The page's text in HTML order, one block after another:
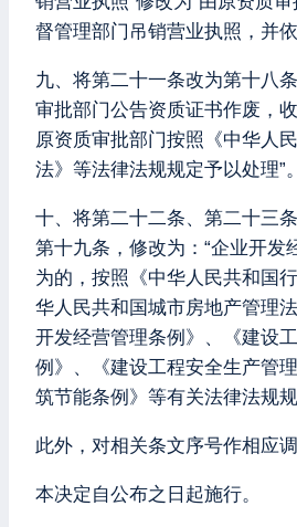
督管理部门吊销营业执照，并依
九、将第二十一条改为第十八
审批部门公告资质证书作废，
原资质审批部门按照《中华人
法》等法律法规规定予以处理”。
十、将第二十二条、第二十三
第十九条，修改为：“企业开发
为的，按照《中华人民共和国
华人民共和国城市房地产管理
开发经营管理条例》、《建设
例》、《建设工程安全生产管
筑节能条例》等有关法律法规
此外，对相关条文序号作相应调
本决定自公布之日起施行。